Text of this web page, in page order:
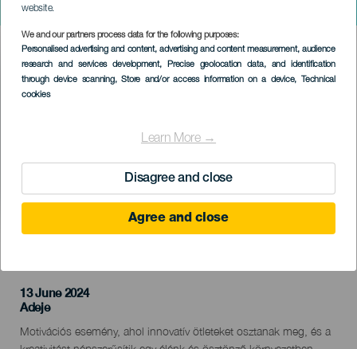
website.
We and our partners process data for the following purposes:
Personalised advertising and content, advertising and content measurement, audience
research and services development, Precise geolocation data, and identification
through device scanning, Store and/or access information on a device, Technical
cookies
Learn More →
Disagree and close
Agree and close
TEDx La Laguna
Imagen
Listado
13 June 2024
Localidad
Adeje
Descripción
Motivációs esemény, ahol innovatív ötleteket osztanak meg, és a